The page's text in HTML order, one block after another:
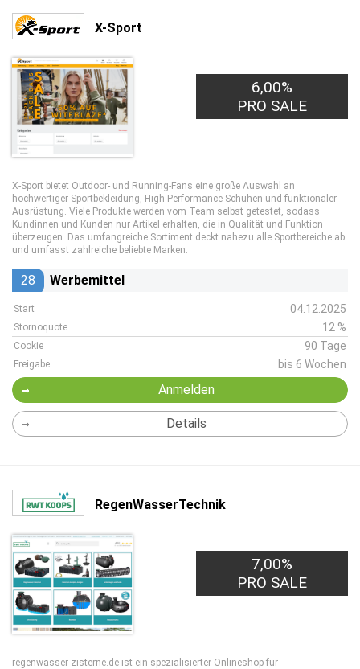
X-Sport
6,00%
PRO SALE
X-Sport bietet Outdoor- und Running-Fans eine große Auswahl an
hochwertiger Sportbekleidung, High-Performance-Schuhen und funktionaler
Ausrüstung. Viele Produkte werden vom Team selbst getestet, sodass
Kundinnen und Kunden nur Artikel erhalten, die in Qualität und Funktion
überzeugen. Das umfangreiche Sortiment deckt nahezu alle Sportbereiche ab
und umfasst zahlreiche beliebte Marken.
28 Werbemittel
Start 04.12.2025
Stornoquote 12 %
Cookie 90 Tage
Freigabe bis 6 Wochen
Anmelden
Details
RegenWasserTechnik
7,00%
PRO SALE
regenwasser-zisterne.de ist ein spezialisierter Onlineshop für